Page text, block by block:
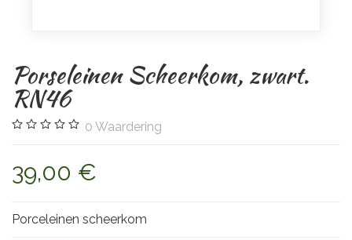
Porseleinen Scheerkom, zwart.
RN46
0 Waardering
39,00 €
Porceleinen scheerkom